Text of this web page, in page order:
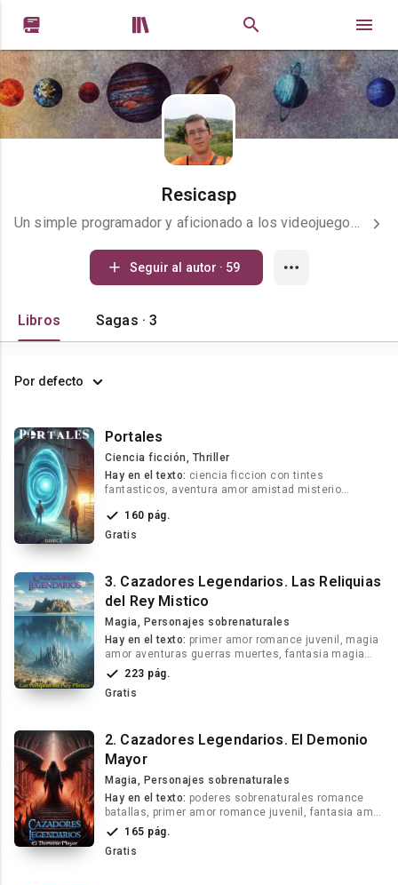
 
Resicasp
Un simple programador y aficionado a los videojuegos que en su tiempo libre se dedica a escribir. Me podreis conocer por los pseudonimos Resicasp o DavidGR. Creador de la saga de Lesam. | España | Madrid |
Seguir al autor · 59
Libros Sagas · 3
Por defecto
Portales
Ciencia ficción, Thriller
Hay en el texto: ciencia ficcion con tintes
fantasticos, aventura amor amistad misterio
160 pág.
Gratis
3. Cazadores Legendarios. Las Reliquias
del Rey Mistico
Magia, Personajes sobrenaturales
Hay en el texto: primer amor romance juvenil, magia
amor aventuras guerras muertes, fantasia magia
amor soldados planetas
223 pág.
Gratis
2. Cazadores Legendarios. El Demonio
Mayor
Magia, Personajes sobrenaturales
Hay en el texto: poderes sobrenaturales romance
batallas, primer amor romance juvenil, fantasia amor
drama poderes vampiros
165 pág.
Gratis